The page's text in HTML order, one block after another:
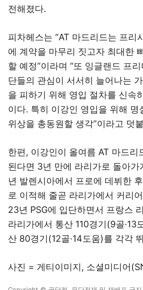
전해졌다.
피차헤스는 “AT 마드리드는 프리
에 계약을 마무리 짓고자 최대한
할 예정”이라며 “또 잉글랜드 프
단들의 관심이 서서히 늘어나는
을 피하기 위해 영입 절차를 신속
이다. 특히 이강인 영입을 위해 명
위상을 총동원할 생각”이라고 덧
한편, 이강인이 올여름 AT 마드리
된다면 3년 만에 라리가로 돌아가
년 발렌시아에서 프로에 데뷔한
로 이적해 줄곧 라리가에서 커리
23년 PSG에 입단하면서 프랑스
라리가에서 통산 110경기(9골·13
산 80경기(12골·14도움)를 각각
사진 = 게티이미지, 소셜미디어